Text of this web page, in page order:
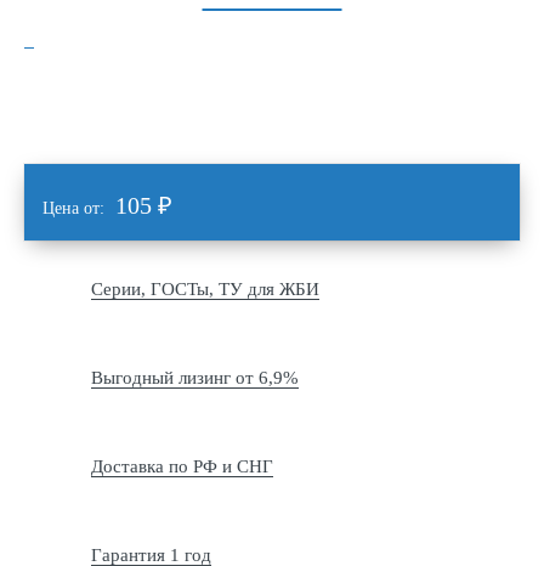
Цена от: 105 ₽
Серии, ГОСТы, ТУ для ЖБИ
Выгодный лизинг от 6,9%
Доставка по РФ и СНГ
Гарантия 1 год